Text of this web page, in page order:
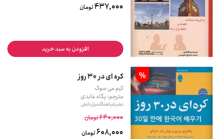
437,000تومان
افزودن به سبد خرید
% کره ای در 30 روز
کیم می سوک
مترجم: پگاه عابدی
نشر شباهنگاسرار دانش
640,000تومان
608,000تومان